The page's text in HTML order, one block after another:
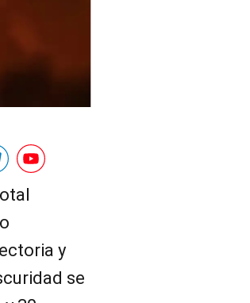
y
se